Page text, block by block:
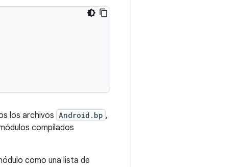
los archivos Android.bp ,
compilados
como una lista de